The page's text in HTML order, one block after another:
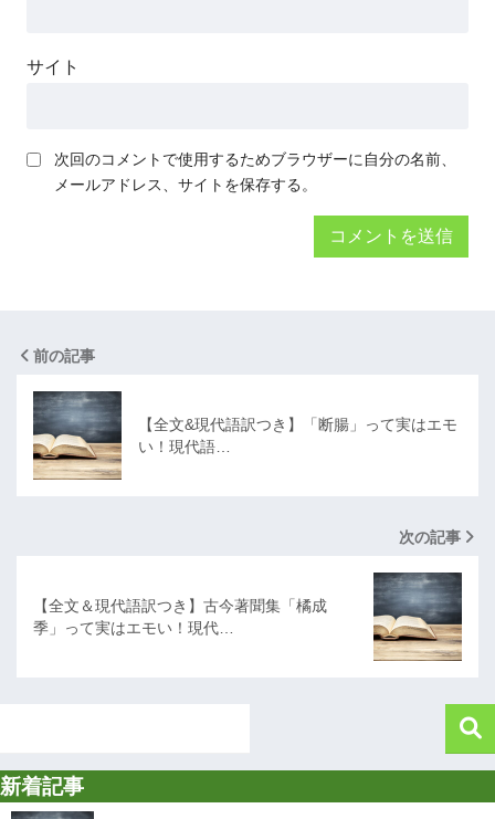
サイト
次回のコメントで使用するためブラウザーに自分の名前、
メールアドレス、サイトを保存する。
前の記事
【全文&現代語訳つき】「断腸」って実はエモ
い！現代語…
次の記事
【全文＆現代語訳つき】古今著聞集「橘成
季」って実はエモい！現代…
新着記事